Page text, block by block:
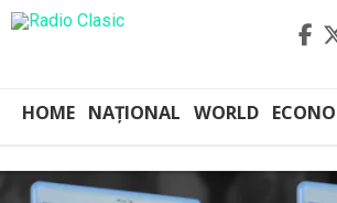
HOME NAȚIONAL WORLD